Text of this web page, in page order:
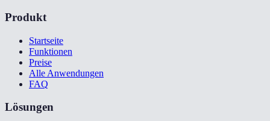
Produkt
Startseite
Funktionen
Preise
Alle Anwendungen
FAQ
Lösungen